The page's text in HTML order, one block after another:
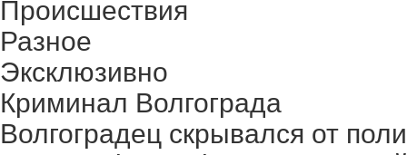
Происшествия
Разное
Эксклюзивно
Криминал Волгограда
Волгоградец скрывался от